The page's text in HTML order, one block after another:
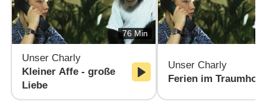
76 Min
Unser Charly
Kleiner Affe - große
Liebe
Unser Charly
Ferien im